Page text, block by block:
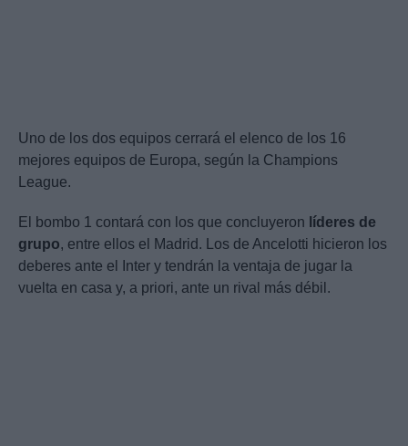
Uno de los dos equipos cerrará el elenco de los 16
mejores equipos de Europa, según la Champions
League.
El bombo 1 contará con los que concluyeron líderes de
grupo, entre ellos el Madrid. Los de Ancelotti hicieron los
deberes ante el Inter y tendrán la ventaja de jugar la
vuelta en casa y, a priori, ante un rival más débil.